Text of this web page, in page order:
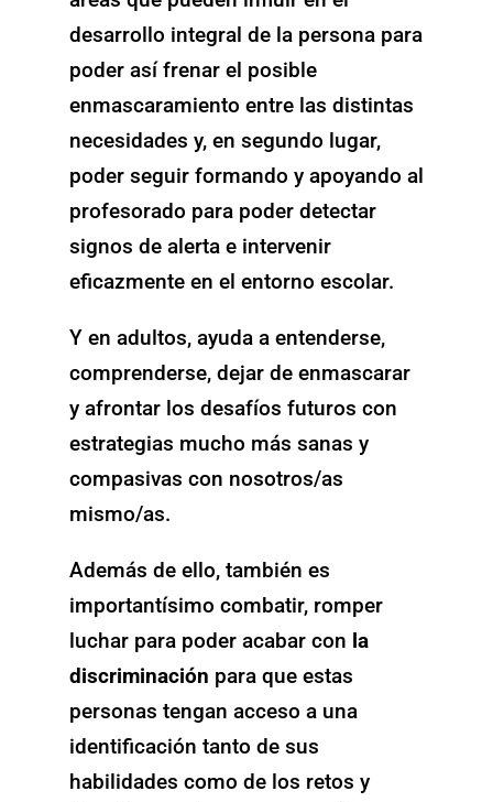
desarrollo integral de la persona para
poder así frenar el posible
enmascaramiento entre las distintas
necesidades y, en segundo lugar,
poder seguir formando y apoyando al
profesorado para poder detectar
signos de alerta e intervenir
eficazmente en el entorno escolar.
Y en adultos, ayuda a entenderse,
comprenderse, dejar de enmascarar
y afrontar los desafíos futuros con
estrategias mucho más sanas y
compasivas con nosotros/as
mismo/as.
Además de ello, también es
importantísimo combatir, romper
luchar para poder acabar con la
discriminación para que estas
personas tengan acceso a una
identificación tanto de sus
habilidades como de los retos y